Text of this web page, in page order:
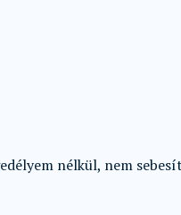
nélkül, nem